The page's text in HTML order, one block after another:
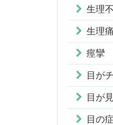
生理
生理痛
痙攣
目が
目が
目の